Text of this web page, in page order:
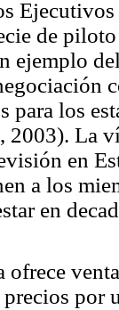
de
ejemplo
para los
, 2003). La
en
a los
en
ofrece
por